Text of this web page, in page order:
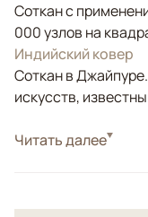
Соткан с
000 узлов на
Индийский ковер
Соткан в
искусств,
СтильСовременные
Читать далее